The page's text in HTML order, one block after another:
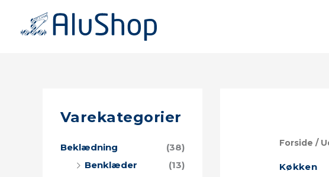
indholdet
Varekategorier
Beklædning
(38)
Benklæder
(13)
ø
e
Forside /
Køkken